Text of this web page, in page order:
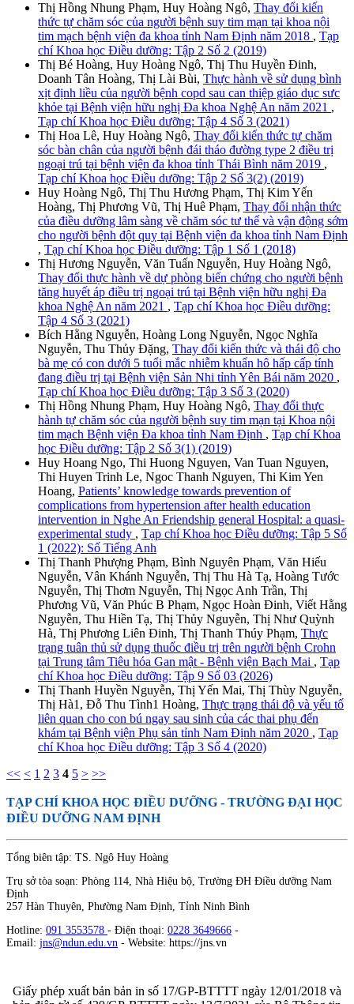
Thị Hồng Nhung Phạm, Huy Hoàng Ngô, Thay đổi kiến
thức tự chăm sóc của người bệnh suy tim mạn tại khoa nội
tim mạch bệnh viện đa khoa tỉnh Nam Định năm 2018 , Tạp
chí Khoa học Điều dưỡng: Tập 2 Số 2 (2019)
Thị Bé Hoàng, Huy Hoàng Ngô, Thị Thu Huyền Đinh,
Doanh Tân Hoàng, Thị Lài Bùi, Thực hành về sử dụng bình
xịt định liều của người bệnh copd sau can thiệp giáo dục sưc
khỏe tại Bệnh viện hữu nghị Đa khoa Nghệ An năm 2021 ,
Tạp chí Khoa học Điều dưỡng: Tập 4 Số 3 (2021)
Thị Hoa Lê, Huy Hoàng Ngô, Thay đổi kiến thức tự chăm
sóc bàn chân của người bệnh đái tháo đường type 2 điều trị
ngoại trú tại bệnh viện đa khoa tỉnh Thái Bình năm 2019 ,
Tạp chí Khoa học Điều dưỡng: Tập 2 Số 3(2) (2019)
Huy Hoàng Ngô, Thị Thu Hương Phạm, Thị Kim Yến
Hoàng, Thị Phương Vũ, Thị Huê Phạm, Thay đổi nhận thức
của điều dưỡng lâm sàng về chăm sóc tư thế và vận động sớm
cho người bệnh đột quỵ tại Bệnh viện đa khoa tỉnh Nam Định
, Tạp chí Khoa học Điều dưỡng: Tập 1 Số 1 (2018)
Thị Hương Nguyễn, Văn Tuấn Nguyễn, Huy Hoàng Ngô,
Thay đổi thực hành về dự phòng biến chứng cho người bệnh
tăng huyết áp điều trị ngoại trú tại Bệnh viện hữu nghị Đa
khoa Nghệ An năm 2021 , Tạp chí Khoa học Điều dưỡng:
Tập 4 Số 3 (2021)
Bích Hằng Nguyễn, Hoàng Long Nguyễn, Ngọc Nghĩa
Nguyễn, Thu Thủy Đặng, Thay đổi kiến thức và thái độ cho
bà mẹ có con dưới 5 tuổi mắc nhiễm khuẩn hô hấp cấp tính
đang điều trị tại Bệnh viện Sản Nhi tỉnh Yên Bái năm 2020 ,
Tạp chí Khoa học Điều dưỡng: Tập 3 Số 3 (2020)
Thị Hồng Nhung Phạm, Huy Hoàng Ngô, Thay đổi thực
hành tự chăm sóc của người bệnh suy tim mạn tại Khoa nội
tim mạch Bệnh viện Đa khoa tỉnh Nam Định , Tạp chí Khoa
học Điều dưỡng: Tập 2 Số 3(1) (2019)
Huy Hoang Ngo, Thi Huong Nguyen, Van Tuan Nguyen,
Thi Huyen Trinh Le, Ngoc Thanh Nguyen, Thi Kim Yen
Hoang, Patients’ knowledge towards prevention of
complications from hypertension after health education
intervention in Nghe An Friendship general Hospital: a quasi-
experimental study , Tạp chí Khoa học Điều dưỡng: Tập 5 Số
1 (2022): Số Tiếng Anh
Thị Thanh Phượng Phạm, Bình Nguyên Phạm, Văn Hiếu
Nguyễn, Vân Khánh Nguyễn, Thị Thu Hà Tạ, Hoàng Tước
Nguyễn, Thị Thơm Nguyễn, Thị Ngọc Anh Trần, Thị
Phương Vũ, Văn Phúc B Phạm, Ngọc Hoàn Đinh, Viết Hằng
Nguyễn, Thu Hiền Tạ, Thị Thủy Nguyễn, Thị Như Quỳnh
Hà, Thị Phương Liên Đinh, Thị Thanh Thúy Phạm, Thực
trạng tuân thủ sử dụng thuốc điều trị trên người bệnh Crohn
tại Trung tâm Tiêu hóa Gan mật - Bệnh viện Bạch Mai , Tạp
chí Khoa học Điều dưỡng: Tập 9 Số 03 (2026)
Thị Thanh Huyền Nguyễn, Thị Yến Mai, Thị Thùy Nguyễn,
Thị Hà1, Đỗ Thu Tình1 Hoàng, Thực trạng thái độ và yếu tố
liên quan cho con bú ngay sau sinh của các thai phụ đến
khám tại Bệnh viện Phụ sản tỉnh Nam Định năm 2020 , Tạp
chí Khoa học Điều dưỡng: Tập 3 Số 4 (2020)
<< < 1 2 3 4 5 > >>
TẠP CHÍ KHOA HỌC ĐIỀU DƯỠNG - TRƯỜNG ĐẠI HỌC
ĐIỀU DƯỠNG NAM ĐỊNH
Tổng biên tập: TS. Ngô Huy Hoàng
Trụ sở tòa soạn: Phòng 114, Nhà Hiệu bộ, Trường ĐH Điều dưỡng Nam
Định
257 Hàn Thuyên, Phường Nam Định, Tỉnh Ninh Bình
Hotline: 091 3553578 - Điện thoại: 0228 3649666 -
Email: jns@ndun.edu.vn - Website: https://jns.vn
Giấy phép xuất bản bản in số 17/GP-BTTTT ngày 12/01/2018 và